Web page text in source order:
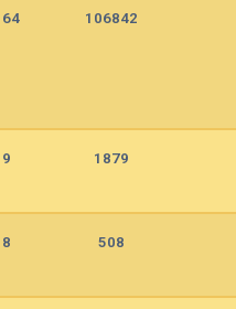
106842
9 1879
8 508